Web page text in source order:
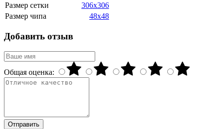
Размер сетки
306x306
Размер чипа
48x48
Добавить отзыв
Общая оценка:
Отправить